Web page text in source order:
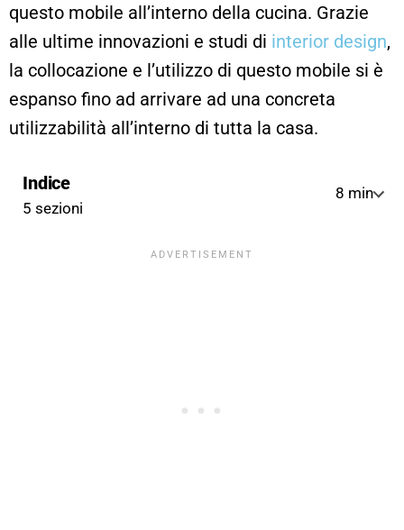
questo mobile all’interno della cucina. Grazie
alle ultime innovazioni e studi di interior design,
la collocazione e l’utilizzo di questo mobile si è
espanso fino ad arrivare ad una concreta
utilizzabilità all’interno di tutta la casa.
Indice
5 sezioni
8 min